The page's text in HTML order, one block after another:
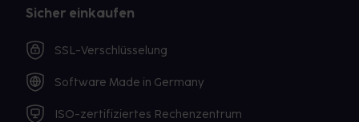
Sicher einkaufen
SSL-Verschlüsselung
Software Made in Germany
ISO-zertifiziertes Rechenzentrum